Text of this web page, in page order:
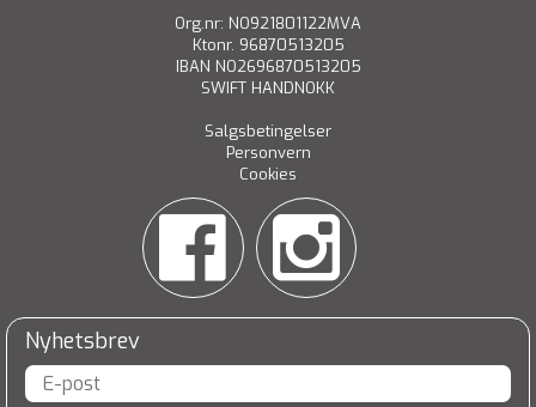
Org.nr: NO921801122MVA
Ktonr. 96870513205
IBAN NO2696870513205
SWIFT HANDNOKK
Salgsbetingelser
Personvern
Cookies
Nyhetsbrev